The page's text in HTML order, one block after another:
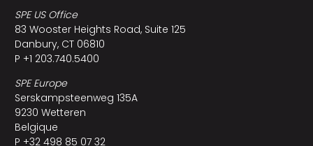
SPE US Office
83 Wooster Heights Road, Suite 125
Danbury, CT 06810
P +1 203.740.5400
SPE Europe
Serskampsteenweg 135A
9230 Wetteren
Belgique
P +32 498 85 07 32